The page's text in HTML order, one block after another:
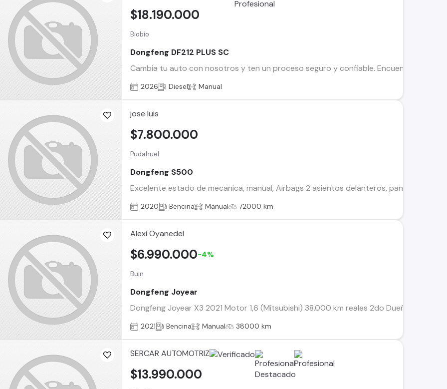
Biobío
Dongfeng DF212 PLUS SC
Cambia tu auto con nosotros y ten un proceso seguro y confiable. Encuentra el ideal
$18.190.000
2026 Diesel Manual
jose luis
Pudahuel
Dongfeng S500
Excelente estado de mecanica, manual, Airbags 2 asientos delanteros, pantalla
$7.800.000
2020 Bencina Manual 72000 km
Alexi Oyanedel
Buin
Dongfeng Joyear
Dongfeng Joyear X3 2021 Motor 1,6 (Mitsubishi) 38.000 km reales 2do Dueño
$6.990.000-4%
2021 Bencina Manual 38000 km
SERCAR AUTOMOTRIZ
$13.990.000